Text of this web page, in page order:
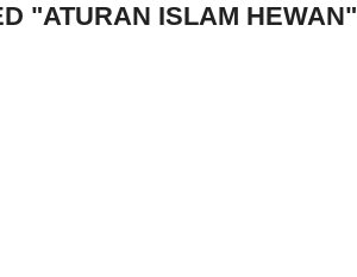
"ATURAN ISLAM HEWAN"